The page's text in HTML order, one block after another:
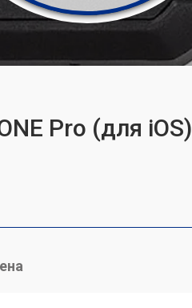
Pro (для iOS)